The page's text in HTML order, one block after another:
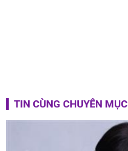
TIN CÙNG CHUYÊN MỤC